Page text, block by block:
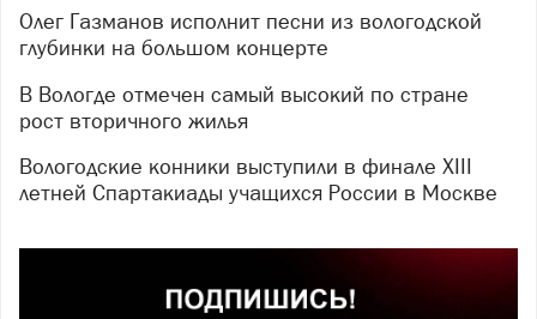
Олег Газманов исполнит песни из вологодской
глубинки на большом концерте
В Вологде отмечен самый высокий по стране
рост вторичного жилья
Вологодские конники выступили в финале XIII
летней Спартакиады учащихся России в Москве